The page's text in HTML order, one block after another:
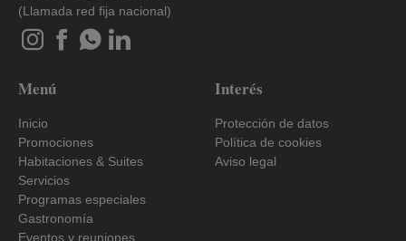
(Llamada red fija nacional)
Menú
Inicio
Promociones
Habitaciones & Suites
Servicios
Programas especiales
Gastronomía
Eventos y reuniones
Interés
Protección de datos
Política de cookies
Aviso legal